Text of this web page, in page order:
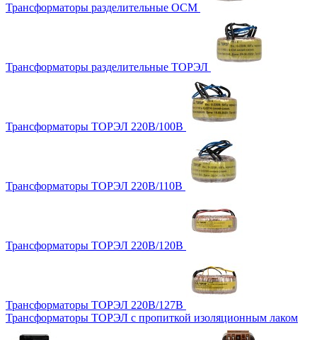
Трансформаторы разделительные ОСМ
Трансформаторы разделительные ТОРЭЛ
Трансформаторы ТОРЭЛ 220В/100В
Трансформаторы ТОРЭЛ 220В/110В
Трансформаторы ТОРЭЛ 220В/120В
Трансформаторы ТОРЭЛ 220В/127В
Трансформаторы ТОРЭЛ с пропиткой изоляционным лаком